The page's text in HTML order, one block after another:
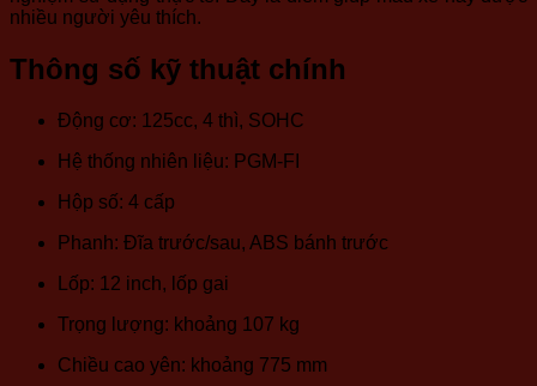
nhiều người yêu thích.
Thông số kỹ thuật chính
Động cơ: 125cc, 4 thì, SOHC
Hệ thống nhiên liệu: PGM-FI
Hộp số: 4 cấp
Phanh: Đĩa trước/sau, ABS bánh trước
Lốp: 12 inch, lốp gai
Trọng lượng: khoảng 107 kg
Chiều cao yên: khoảng 775 mm